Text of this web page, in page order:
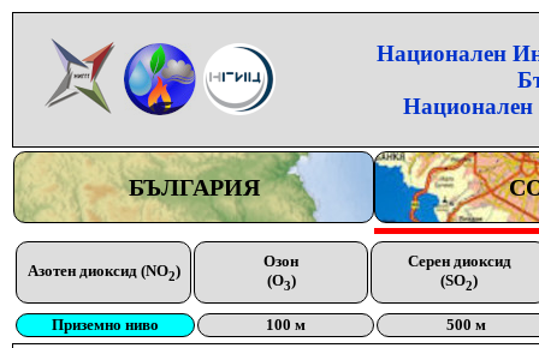
Национален
Национален
БЪЛГАРИЯ
Азотен диоксид (NO2)
Озон
(O3)
Серен диоксид
(SO2)
Приземно ниво 100 м 500 м